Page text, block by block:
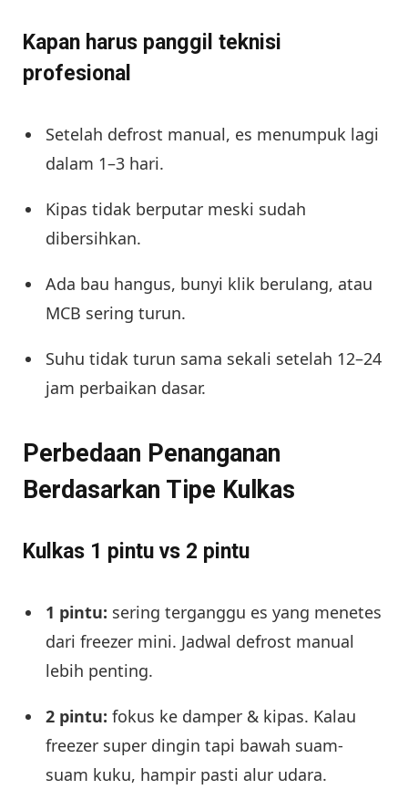
Kapan harus panggil teknisi
profesional
Setelah defrost manual, es menumpuk lagi
dalam 1–3 hari.
Kipas tidak berputar meski sudah
dibersihkan.
Ada bau hangus, bunyi klik berulang, atau
MCB sering turun.
Suhu tidak turun sama sekali setelah 12–24
jam perbaikan dasar.
Perbedaan Penanganan
Berdasarkan Tipe Kulkas
Kulkas 1 pintu vs 2 pintu
1 pintu: sering terganggu es yang menetes
dari freezer mini. Jadwal defrost manual
lebih penting.
2 pintu: fokus ke damper & kipas. Kalau
freezer super dingin tapi bawah suam-
suam kuku, hampir pasti alur udara.